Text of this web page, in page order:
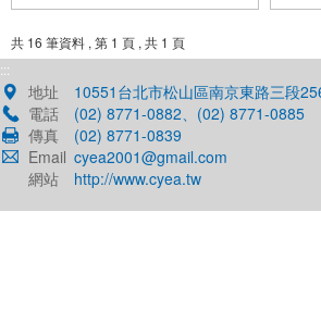
熱烈
共 16 筆資料 , 第 1 頁 , 共 1 頁
:::
地址
10551台北市松山區南京東路三段
電話
(02) 8771-0882、(02) 8771-0885
傳真
(02) 8771-0839
Email cyea2001@gmail.com
網站
http://www.cyea.tw